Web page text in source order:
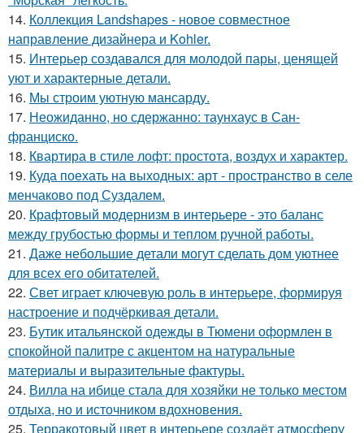
14. Коллекция Landshapes - новое совместное
направление дизайнера и Kohler.
15. Интерьер создавался для молодой пары, ценящей
уют и характерные детали.
16. Мы строим уютную мансарду.
17. Неожиданно, но сдержанно: таунхаус в Сан-
франциско.
18. Квартира в стиле лофт: простота, воздух и характер.
19. Куда поехать на выходных: арт - пространство в селе
менчаково под Суздалем.
20. Крафтовый модернизм в интерьере - это баланс
между грубостью формы и теплом ручной работы.
21. Даже небольшие детали могут сделать дом уютнее
для всех его обитателей.
22. Свет играет ключевую роль в интерьере, формируя
настроение и подчёркивая детали.
23. Бутик итальянской одежды в Тюмени оформлен в
спокойной палитре с акцентом на натуральные
материалы и выразительные фактуры.
24. Вилла на ибице стала для хозяйки не только местом
отдыха, но и источником вдохновения.
25. Терракотовый цвет в интерьере создаёт атмосферу